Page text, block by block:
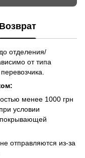
Возврат
отделения/
от типа
менее 1000 грн
условии
отправляются из-за